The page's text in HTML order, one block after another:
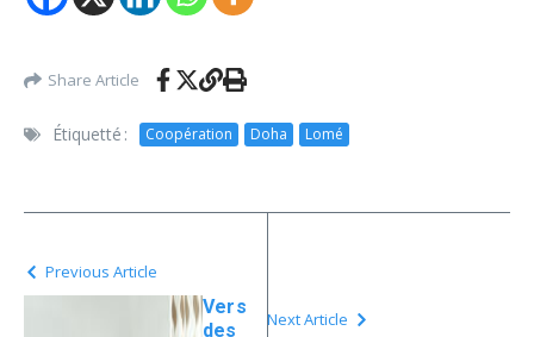
Share Article
Étiquetté : Coopération Doha Lomé
Previous Article
Vers
des
Next Article